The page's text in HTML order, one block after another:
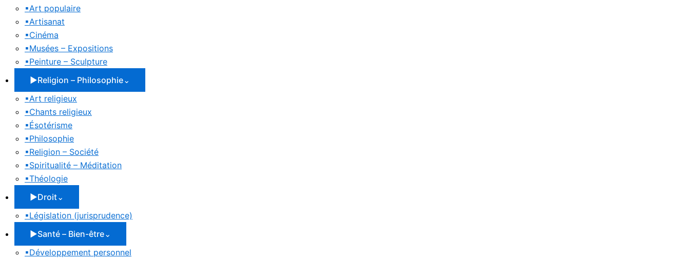
▪Art populaire
▪Artisanat
▪Cinéma
▪Musées – Expositions
▪Peinture – Sculpture
▶Religion – Philosophie⌄
▪Art religieux
▪Chants religieux
▪Ésotérisme
▪Philosophie
▪Religion – Société
▪Spiritualité – Méditation
▪Théologie
▶Droit⌄
▪Législation (jurisprudence)
▶Santé – Bien-être⌄
▪Développement personnel